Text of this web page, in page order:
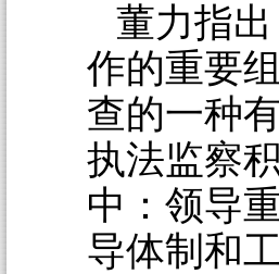
董力指
作的重要
查的一种
执法监察
中：领导
导体制和